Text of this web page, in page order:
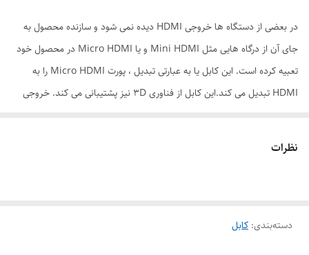
در بعضی از دستگاه ها خروجی HDMI دیده نمی شود و سازنده محصول به
جای آن از درگاه هایی مثل Mini HDMI و یا Micro HDMI در محصول خود
تعبیه کرده است. این کابل یا به عبارتی تبدیل ، پورت Micro HDMI را به
HDMI تبدیل می کند.این کابل از فناوری 3D نیز پشتیبانی می کند. خروجی
نظرات
دسته‌بندی: کابل